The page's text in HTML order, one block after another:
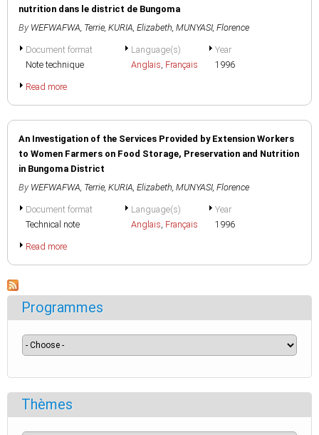
nutrition dans le district de Bungoma
By WEFWAFWA, Terrie, KURIA, Elizabeth, MUNYASI, Florence
Document format
Note technique
Language(s)
Anglais, Français
Year
1996
Read more
An Investigation of the Services Provided by Extension Workers
to Women Farmers on Food Storage, Preservation and Nutrition
in Bungoma District
By WEFWAFWA, Terrie, KURIA, Elizabeth, MUNYASI, Florence
Document format
Technical note
Language(s)
Anglais, Français
Year
1996
Read more
Programmes
Thèmes